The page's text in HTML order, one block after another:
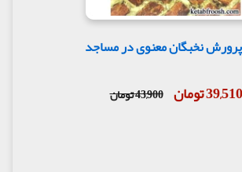
نخبگان معنوی در مساجد
39,510 تومان 43,900 تومان